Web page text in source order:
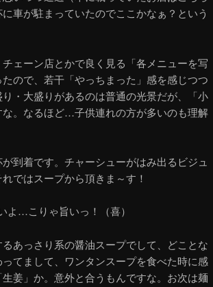
車が駐まっていたのでここかなぁ？という
ェーン店とかで良く見る「各メニューを写
ので、若干「やっちまった」感を感じつつ
・大盛りがあるのは普通の光景だが、「小
。なるほど…子供連れの方が多いのも理解
到着です。チャーシューがはみ出るビジュ
ではスープから頂きま～す！
よ…こりゃ旨いっ！（喜）
あっさり系の醤油スープでして、どことな
てまして、ワンタンスープを食べた時に感
姜」か。意外と合うもんですな。お次は麺